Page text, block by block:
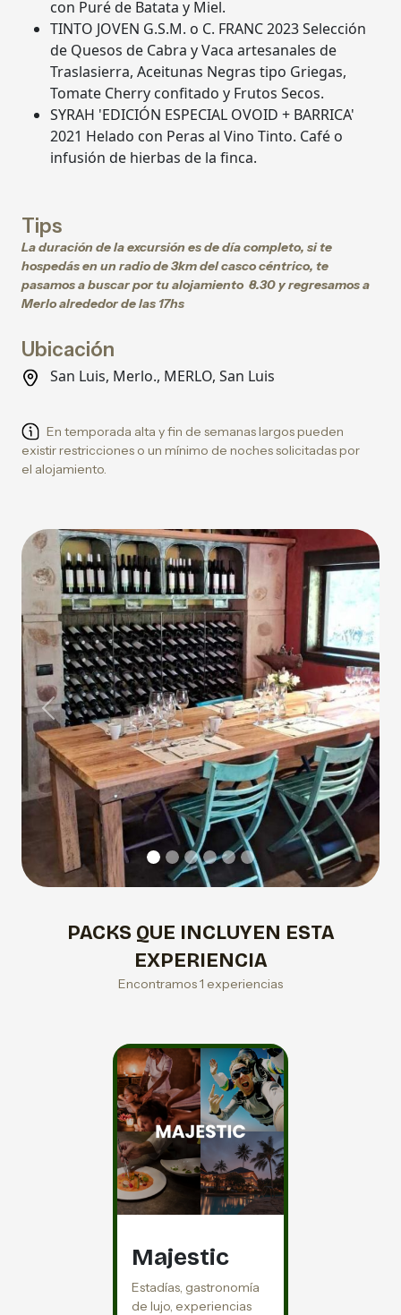
con Puré de Batata y Miel.
TINTO JOVEN G.S.M. o C. FRANC 2023 Selección
de Quesos de Cabra y Vaca artesanales de
Traslasierra, Aceitunas Negras tipo Griegas,
Tomate Cherry confitado y Frutos Secos.
SYRAH 'EDICIÓN ESPECIAL OVOID + BARRICA'
2021 Helado con Peras al Vino Tinto. Café o
infusión de hierbas de la finca.
Tips
La duración de la excursión es de día completo, si te
hospedás en un radio de 3km del casco céntrico, te
pasamos a buscar por tu alojamiento 8.30 y regresamos a
Merlo alrededor de las 17hs
Ubicación
San Luis, Merlo., MERLO, San Luis
En temporada alta y fin de semanas largos pueden
existir restricciones o un mínimo de noches solicitadas por
el alojamiento.
Previous Next
PACKS QUE INCLUYEN ESTA
EXPERIENCIA
Encontramos 1 experiencias
Majestic
Estadías, gastronomía
de lujo, experiencias